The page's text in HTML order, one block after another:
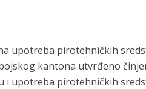
upotreba pirotehničkih
kantona utvrđeno
i upotreba pirotehničkih